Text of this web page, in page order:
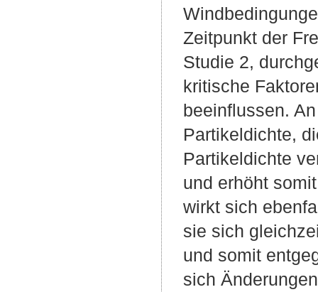
Zeitpunkt der
Studie 2,
kritische
beeinflussen.
Partikeldichte,
Partikeldichte
und erhöht
wirkt sich
sie sich
und somit
sich